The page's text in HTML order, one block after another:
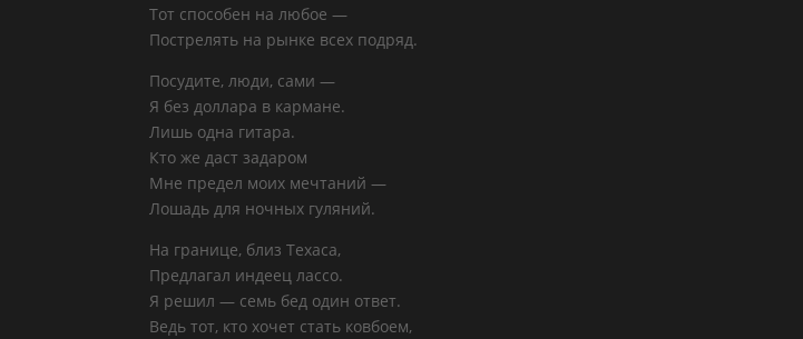
Тот способен на любое —
Пострелять на рынке всех подряд.
Посудите, люди, сами —
Я без доллара в кармане.
Лишь одна гитара.
Кто же даст задаром
Мне предел моих мечтаний —
Лошадь для ночных гуляний.
На границе, близ Техаса,
Предлагал индеец лассо.
Я решил — семь бед один ответ.
Ведь тот, кто хочет стать ковбоем,